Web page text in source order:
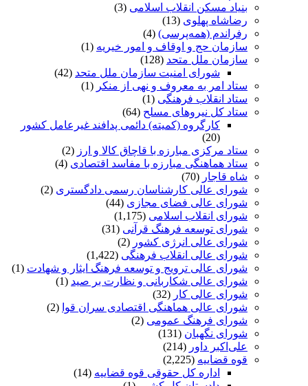
بنیاد مسکن انقلاب اسلامی (3)
رضاشاه پهلوی (13)
رفراندم (همه‌پرسی) (4)
سازمان حج و اوقاف و امور خیریه (1)
سازمان ملل متحد (128)
شورای امنیت سازمان ملل متحد (42)
ستاد امر به معروف و نهی از منکر (1)
ستاد انقلاب فرهنگی (1)
ستاد کل نیروهای مسلح (64)
کارگروه (کمیته) دائمی پدافند غیرعامل کشور
(20)
ستاد مرکزی مبارزه با قاچاق کالا و ارز (2)
ستاد هماهنگی مبارزه با مفاسد اقتصادی (4)
شاه قاجار (70)
شوراى عالى کارشناسان رسمی دادگستری (2)
شورای ­عالی فضای مجازی (44)
شورای انقلاب اسلامی (1,175)
شورای توسعه فرهنگ قرآنی (31)
شورای عالی انرژی کشور (2)
شورای عالی انقلاب فرهنگی (1,422)
شورای عالی ترویج و توسعه فرهنگ ایثار و شهادت (1)
شورای عالی شکاربانی و نظارت بر صید (1)
شورای عالی کار (32)
شورای عالی هماهنگی اقتصادی سران قوا (2)
شورای فرهنگ عمومی (2)
شورای نگهبان (131)
علی‌اکبر داور (214)
قوه قضاییه (2,225)
اداره کل حقوقی قوه قضاییه (14)